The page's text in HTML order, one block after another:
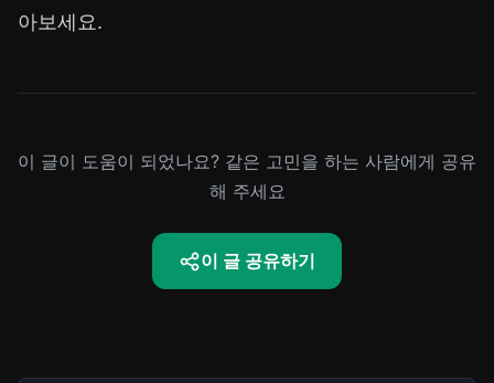
아보세요.
이 글이 도움이 되었나요? 같은 고민을 하는 사람에게 공유
해 주세요
이 글 공유하기